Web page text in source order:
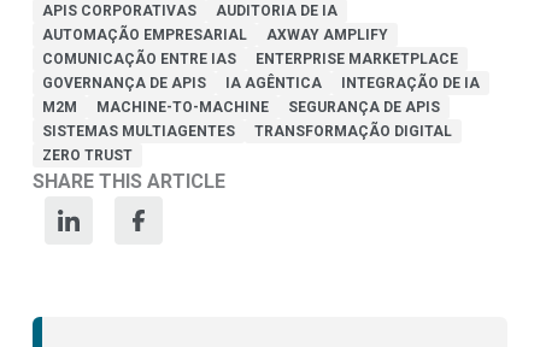
APIS CORPORATIVAS
AUDITORIA DE IA
AUTOMAÇÃO EMPRESARIAL
AXWAY AMPLIFY
COMUNICAÇÃO ENTRE IAS
ENTERPRISE MARKETPLACE
GOVERNANÇA DE APIS
IA AGÊNTICA
INTEGRAÇÃO DE IA
M2M
MACHINE-TO-MACHINE
SEGURANÇA DE APIS
SISTEMAS MULTIAGENTES
TRANSFORMAÇÃO DIGITAL
ZERO TRUST
SHARE THIS ARTICLE